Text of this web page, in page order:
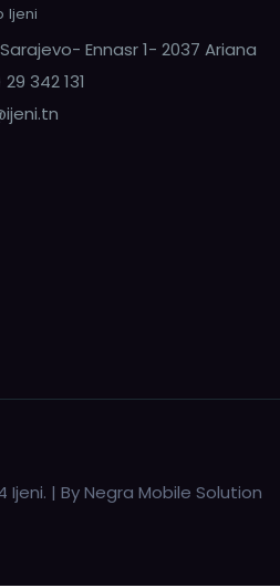
Ennasr 1- 2037 Ariana
342 131
Ijeni. | By Negra Mobile Solution